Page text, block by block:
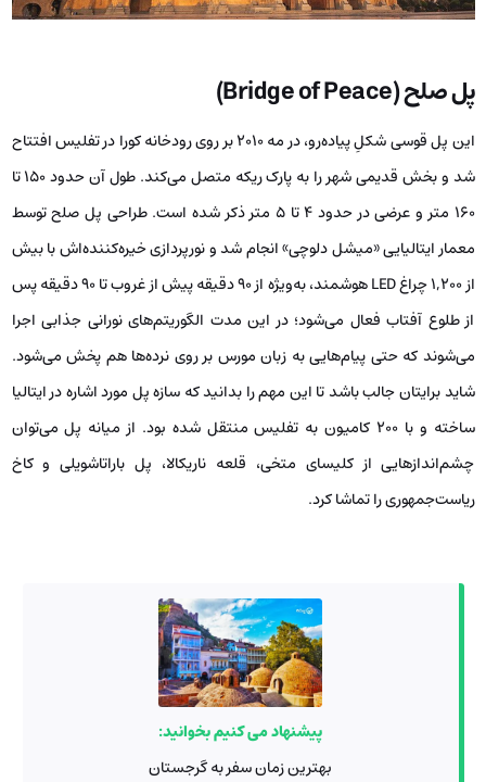
پل صلح (Bridge of Peace)
این پل قوسی شکلِ پیاده‌رو، در مه ۲۰۱۰ بر روی رودخانه کورا در تفلیس افتتاح
شد و بخش قدیمی شهر را به پارک ریکه متصل می‌کند. طول آن حدود ۱۵۰ تا
۱۶۰ متر و عرضی در حدود ۴ تا ۵ متر ذکر شده است. طراحی پل صلح توسط
معمار ایتالیایی «میشل دلوچی» انجام شد و نورپردازی خیره‌کننده‌اش با بیش
از ۱,۲۰۰ چراغ LED هوشمند، به‌ویژه از ۹۰ دقیقه پیش از غروب تا ۹۰ دقیقه پس
از طلوع آفتاب فعال می‌شود؛ در این مدت الگوریتم‌های نورانی جذابی اجرا
می‌شوند که حتی پیام‌هایی به زبان مورس بر روی نرده‌ها هم پخش می‌شود.
شاید برایتان جالب باشد تا این مهم را بدانید که سازه پل مورد اشاره در ایتالیا
ساخته و با ۲۰۰ کامیون به تفلیس منتقل شده بود. از میانه پل می‌توان
چشم‌اندازهایی از کلیسای متخی، قلعه ناریکالا، پل باراتاشویلی و کاخ
ریاست‌جمهوری را تماشا کرد.
پیشنهاد می کنیم بخوانید:
بهترین زمان سفر به گرجستان